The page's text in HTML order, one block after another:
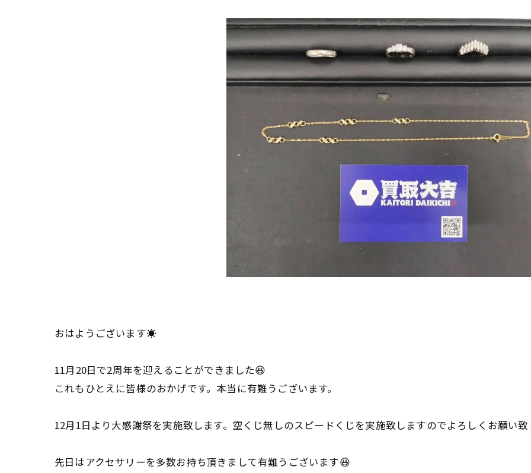
おはようございます☀
11月20日で2周年を迎えることができました😆
これもひとえに皆様のおかげです。本当に有難うございます。
12月1日より大感謝祭を実施致します。空くじ無しのスピードくじを実施致しますのでよろしくお願い致
先日はアクセサリーを多数お持ち頂きまして有難うございます😆